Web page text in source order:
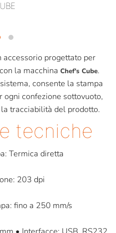
accessorio progettato per
la macchina Chef's Cube.
consente la stampa
confezione sottovuoto,
tracciabilità del prodotto.
tecniche
Termica diretta
203 dpi
fino a 250 mm/s